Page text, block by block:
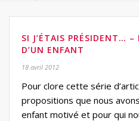
SI J’ÉTAIS PRÉSIDENT…
D’UN ENFANT
18 avril 2012
Pour clore cette série
propositions que nous
enfant motivé et pour qui